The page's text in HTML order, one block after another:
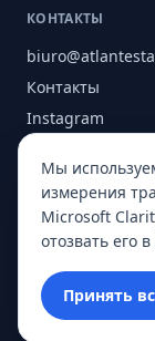
КОНТАКТЫ
Контакты
Instagram
О нас
© 2026 Atlant
Мы
измерения
Microsoft
отозвать его
Принять